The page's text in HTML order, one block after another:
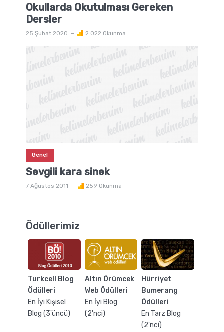
Okullarda Okutulması Gereken
Dersler
25 Şubat 2020 2.022 Okunma
Genel
Sevgili kara sinek
7 Ağustos 2011 259 Okunma
Ödüllerimiz
Turkcell Blog
Ödülleri
En İyi Kişisel
Blog (3'üncü)
Altın Örümcek
Web Ödülleri
En İyi Blog
(2'nci)
Hürriyet
Bumerang
Ödülleri
En Tarz Blog
(2'nci)